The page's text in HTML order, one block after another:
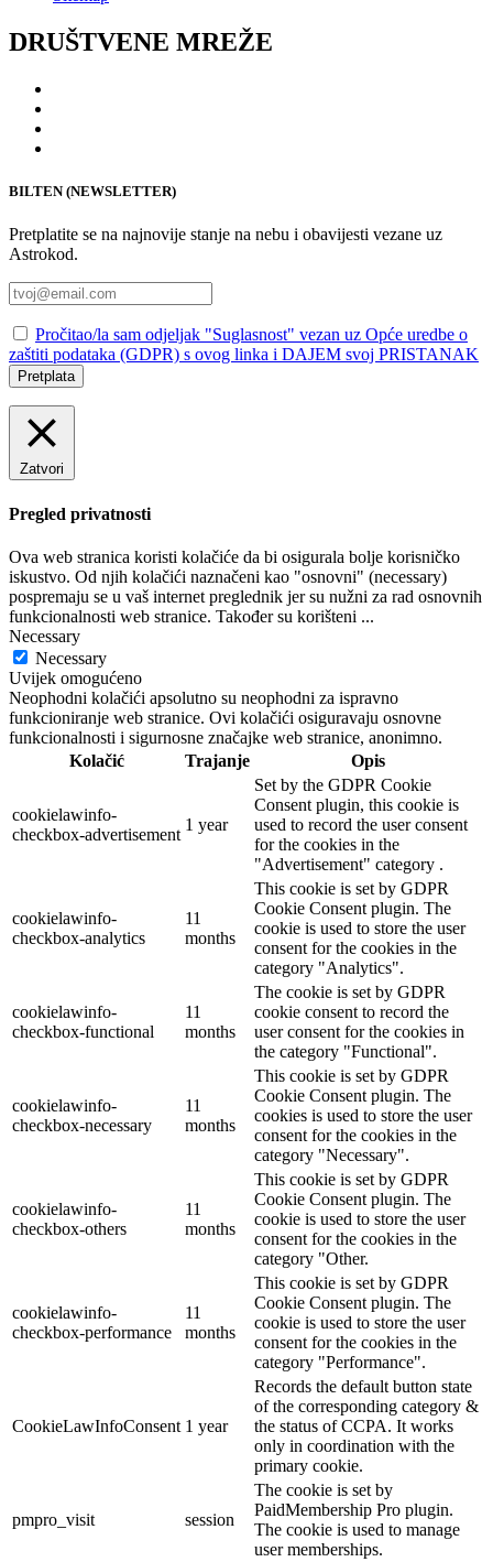
DRUŠTVENE MREŽE
BILTEN (NEWSLETTER)
Pretplatite se na najnovije stanje na nebu i obavijesti vezane uz
Astrokod.
Pročitao/la sam odjeljak "Suglasnost" vezan uz Opće uredbe o
zaštiti podataka (GDPR) s ovog linka i DAJEM svoj PRISTANAK
Pretplata
Zatvori
Pregled privatnosti
Ova web stranica koristi kolačiće da bi osigurala bolje korisničko
iskustvo. Od njih kolačići naznačeni kao "osnovni" (necessary)
pospremaju se u vaš internet preglednik jer su nužni za rad osnovnih
funkcionalnosti web stranice. Također su korišteni ...
Necessary
Necessary
Uvijek omogućeno
Neophodni kolačići apsolutno su neophodni za ispravno
funkcioniranje web stranice. Ovi kolačići osiguravaju osnovne
funkcionalnosti i sigurnosne značajke web stranice, anonimno.
Kolačić
Trajanje Opis
cookielawinfo-
checkbox-advertisement
1 year
Set by the GDPR Cookie
Consent plugin, this cookie is
used to record the user consent
for the cookies in the
"Advertisement" category .
cookielawinfo-
checkbox-analytics
11
months
This cookie is set by GDPR
Cookie Consent plugin. The
cookie is used to store the user
consent for the cookies in the
category "Analytics".
cookielawinfo-
checkbox-functional
11
months
The cookie is set by GDPR
cookie consent to record the
user consent for the cookies in
the category "Functional".
cookielawinfo-
checkbox-necessary
11
months
This cookie is set by GDPR
Cookie Consent plugin. The
cookies is used to store the user
consent for the cookies in the
category "Necessary".
cookielawinfo-
checkbox-others
11
months
This cookie is set by GDPR
Cookie Consent plugin. The
cookie is used to store the user
consent for the cookies in the
category "Other.
cookielawinfo-
checkbox-performance
11
months
This cookie is set by GDPR
Cookie Consent plugin. The
cookie is used to store the user
consent for the cookies in the
category "Performance".
CookieLawInfoConsent 1 year
Records the default button state
of the corresponding category &
the status of CCPA. It works
only in coordination with the
primary cookie.
pmpro_visit session
The cookie is set by
PaidMembership Pro plugin.
The cookie is used to manage
user memberships.